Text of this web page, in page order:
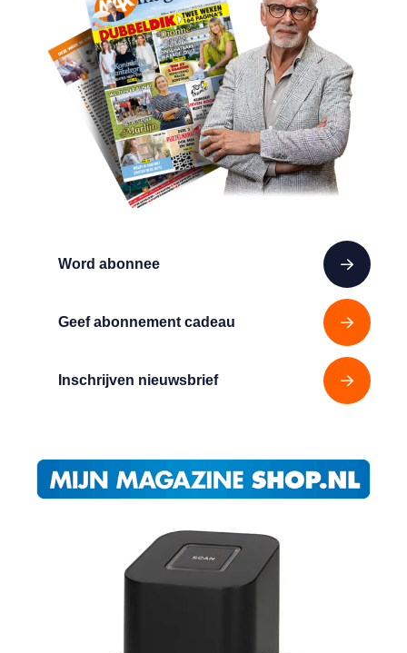
Word abonnee
Geef abonnement cadeau
Inschrijven nieuwsbrief